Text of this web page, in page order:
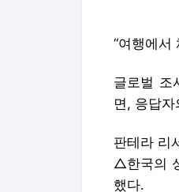
“여행에서
글로벌 조
면, 응답
판테라
△한국의
했다.